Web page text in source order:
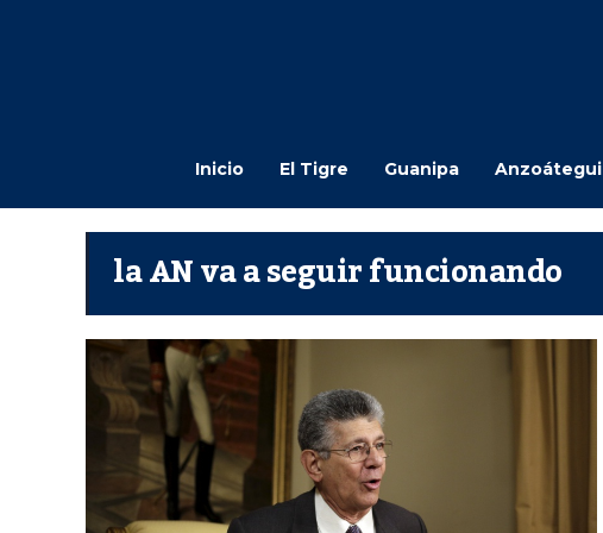
Inicio El Tigre Guanipa Anzoátegui
la AN va a seguir funcionando